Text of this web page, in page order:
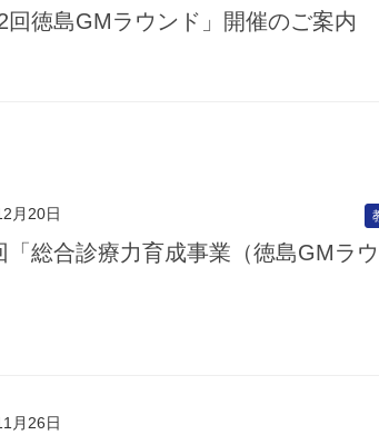
回徳島GMラウンド」開催のご案内
月20日
「総合診療力育成事業（徳島GMラウ
月26日